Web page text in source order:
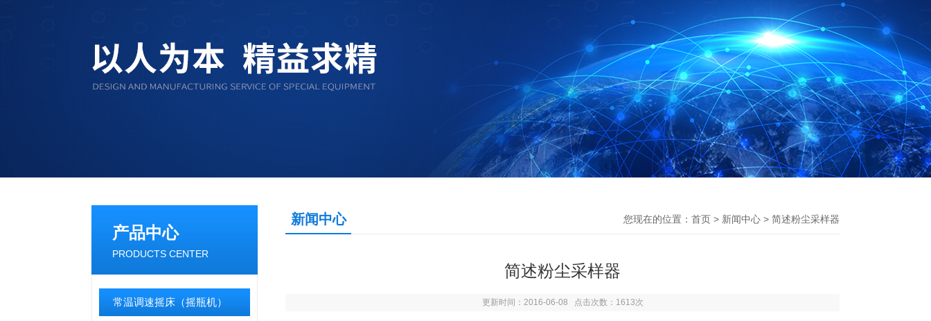
产品中心
PRODUCTS CENTER
常温调速摇床（摇瓶机）
新闻中心 您现在的位置： 首页 > 新闻中心 > 简述粉尘采样器
简述粉尘采样器
更新时间：2016-06-08 点击次数：1613次